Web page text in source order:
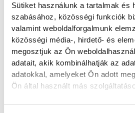
Sütiket használunk a tartalmak és
szabásához, közösségi funkciók
valamint weboldalforgalmunk
közösségi média-, hirdető- és
megosztjuk az Ön
adatait, akik kombinálhatják az
adatokkal, amelyeket Ön adott
Ön által használt más
mindenki úgy várt. A női
az utolsó tíz percben,
meglepetésére egy
fővel távozik a csapat.
A cél teljesítve. Mindenki
is azok voltak. Az izlandi